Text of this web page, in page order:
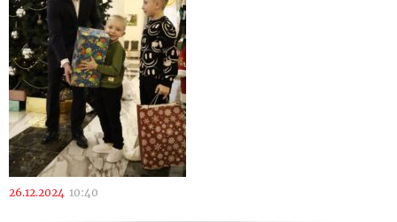
26.12.2024 10:40